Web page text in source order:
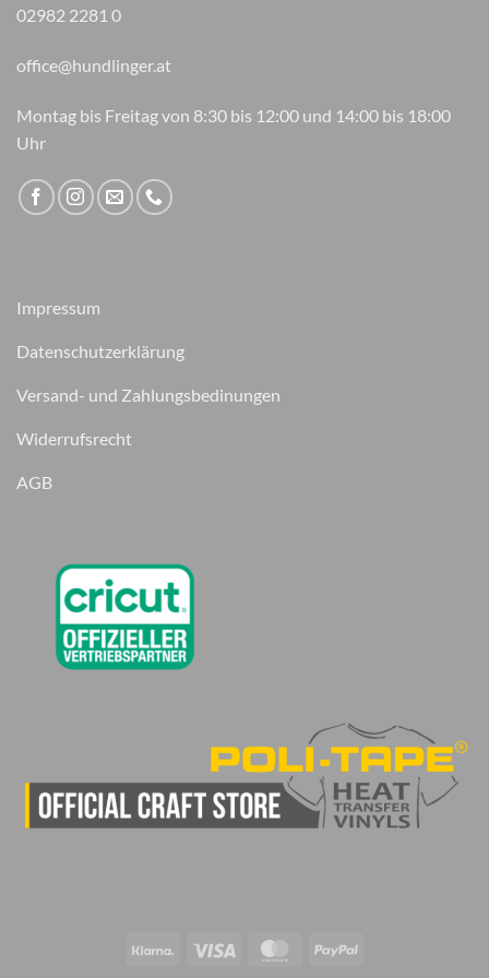
02982 2281 0
office@hundlinger.at
Montag bis Freitag von 8:30 bis 12:00 und 14:00 bis 18:00
Uhr
Impressum
Datenschutzerklärung
Versand- und Zahlungsbedinungen
Widerrufsrecht
AGB
Klarna Visa MasterCardPayPal